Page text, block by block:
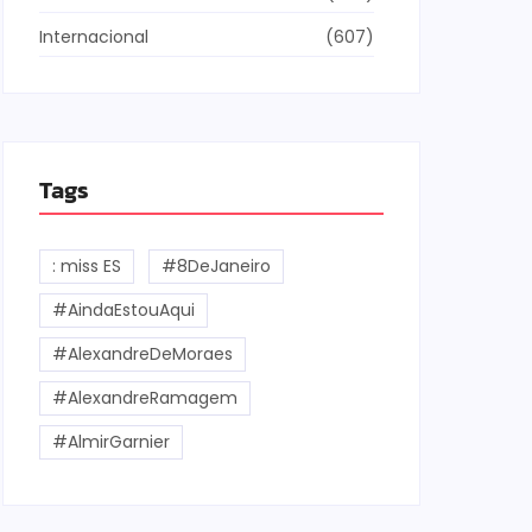
Internacional
(607)
Tags
: miss ES
#8DeJaneiro
#AindaEstouAqui
#AlexandreDeMoraes
#AlexandreRamagem
#AlmirGarnier